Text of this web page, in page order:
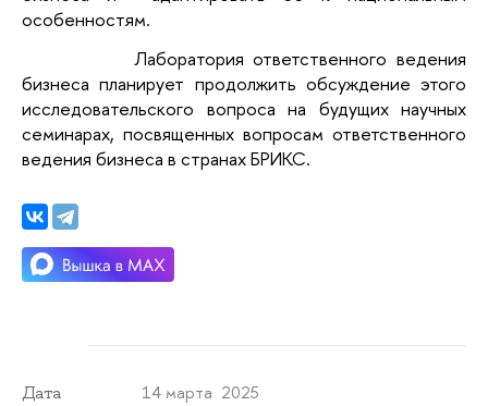
особенностям.
Лаборатория ответственного ведения
бизнеса планирует продолжить обсуждение этого
исследовательского вопроса на будущих научных
семинарах, посвященных вопросам ответственного
ведения бизнеса в странах БРИКС.
Дата 14 марта 2025